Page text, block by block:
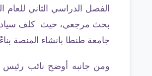
بحث مرجعي، حيث كلف سيادته
جامعة طنطا بانشاء المنصة
ومن جانبه أوضح نائب